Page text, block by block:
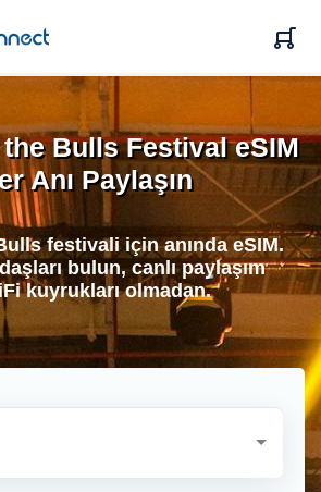
Bulls Festival eSIM
Anı Paylaşın
festivali için anında eSIM.
bulun, canlı paylaşım
kuyrukları olmadan.